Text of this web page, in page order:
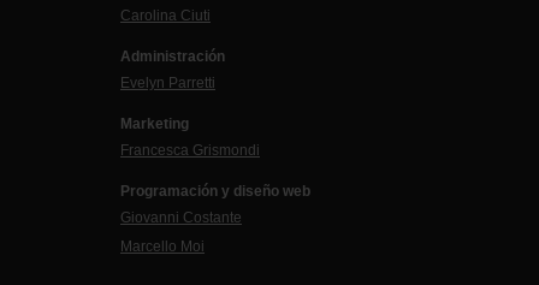
Carolina Ciuti
Administración
Evelyn Parretti
Marketing
Francesca Grismondi
Programación y diseño web
Giovanni Costante
Marcello Moi